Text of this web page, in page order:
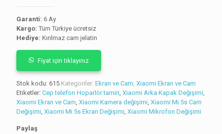
Garanti: 6 Ay
Kargo: Tüm Türkiye ücretsiz
Hediye: Kırılmaz cam jelatin
Fiyat için tıklayınız
Stok kodu: 615 Kategoriler: Ekran ve Cam Xiaomi Ekran ve Cam
Etiketler: Cep telefon Hoparlör tamiri Xiaomi Arka Kapak Değişimi
Xiaomi Ekran ve Cam Xiaomi Kamera değişimi Xiaomi Mi 5s Cam
Değişimi Xiaomi Mi 5s Ekran Değişimi Xiaomi Mikrofon Değişimi
Paylaş